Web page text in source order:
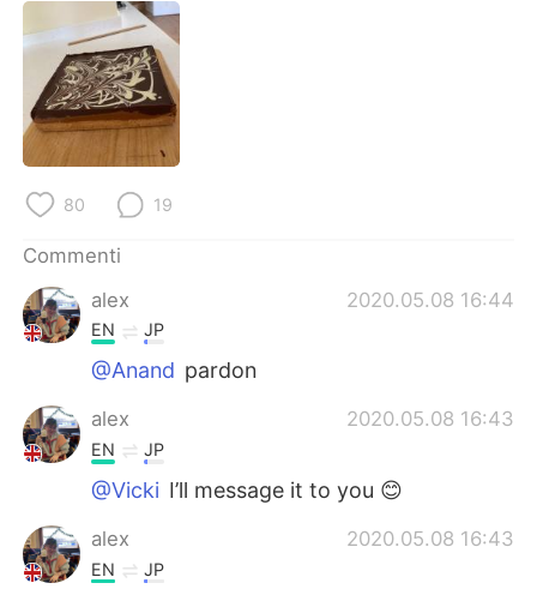
English
繁體中文
العربية
Deutsch
한국어
ไทย
Türkçe
Português
80 19
Commenti
alex
2020.05.08 16:44
EN JP
@Anand pardon
alex 2020.05.08 16:43
EN JP
@Vicki I’ll message it to you 😊
alex 2020.05.08 16:43
EN JP